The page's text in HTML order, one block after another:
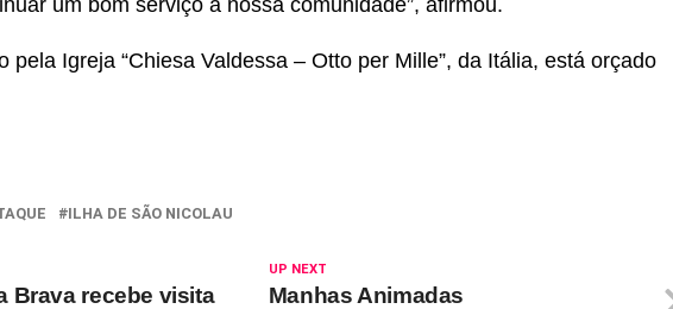
um bom serviço à nossa comunidade”, afirmou.
pela Igreja “Chiesa Valdessa – Otto per Mille”, da Itália, está orçado
ILHA DE SÃO NICOLAU
UP NEXT
Manhas Animadas
Brava recebe visita